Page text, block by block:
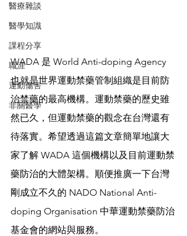
醫療雜談
醫學知識
課程分享
職涯
運動傷害
非關醫學
WADA 是 World Anti-doping Agency
也就是世界運動禁藥管制組織是目前防
治禁藥的最高機構。運動禁藥的歷史雖
然已久，但運動禁藥的觀念在台灣還有
待落實。希望透過這篇文章簡單地讓大
家了解 WADA 這個機構以及目前運動禁
藥防治的大體架構。順便推廣一下台灣
剛成立不久的 NADO National Anti-
doping Organisation 中華運動禁藥防治
基金會的網站與服務。